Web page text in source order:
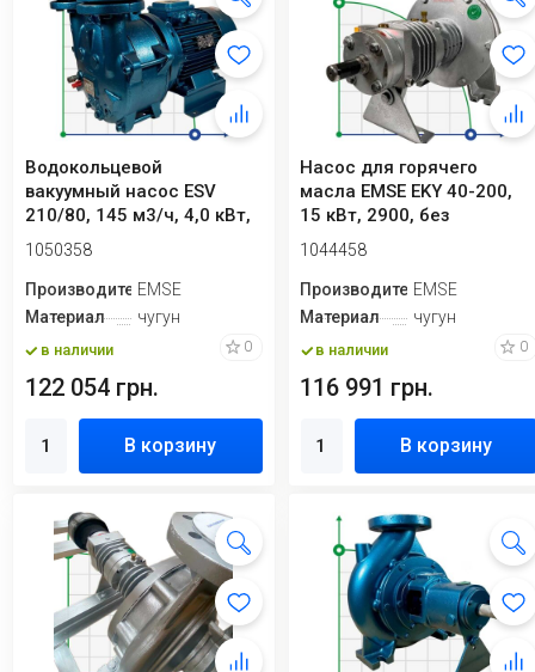
Водокольцевой
вакуумный насос ESV
210/80, 145 м3/ч, 4,0 кВт,
1450 об/мин
1050358
ПроизводительEMSE
Материал
чугун
в наличии 0
122 054 грн.
В корзину
Насос для горячего
масла EMSE EKY 40-200,
15 кВт, 2900, без
двигателя
1044458
ПроизводительEMSE
Материал
чугун
в наличии 0
116 991 грн.
В корзину